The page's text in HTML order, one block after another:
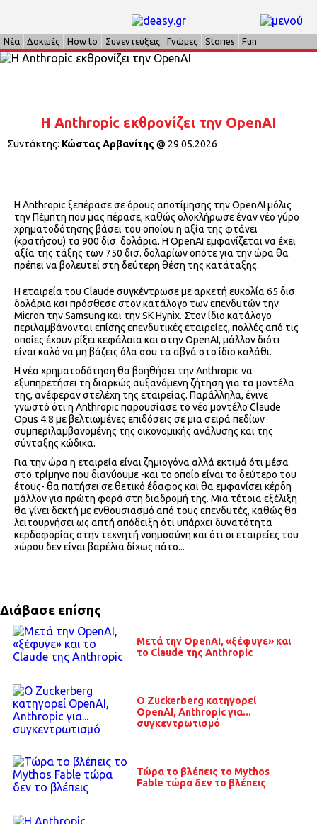
Νέα Δοκιμές How to Συνεντεύξεις Γνώμες Stories Fun
Η Anthropic εκθρονίζει την OpenAI
Συντάκτης: Κώστας Αρβανίτης @ 29.05.2026
Η Anthropic ξεπέρασε σε όρους αποτίμησης την OpenAI μόλις
την Πέμπτη που μας πέρασε, καθώς ολοκλήρωσε έναν νέο γύρο
χρηματοδότησης βάσει του οποίου η αξία της φτάνει
(κρατήσου) τα 900 δισ. δολάρια. Η OpenAI εμφανίζεται να έχει
αξία της τάξης των 750 δισ. δολαρίων οπότε για την ώρα θα
πρέπει να βολευτεί στη δεύτερη θέση της κατάταξης.
Η εταιρεία του Claude συγκέντρωσε με αρκετή ευκολία 65 δισ.
δολάρια και πρόσθεσε στον κατάλογο των επενδυτών την
Micron την Samsung και την SK Hynix. Στον ίδιο κατάλογο
περιλαμβάνονται επίσης επενδυτικές εταιρείες, πολλές από τις
οποίες έχουν ρίξει κεφάλαια και στην OpenAI, μάλλον διότι
είναι καλό να μη βάζεις όλα σου τα αβγά στο ίδιο καλάθι.
Η νέα χρηματοδότηση θα βοηθήσει την Anthropic να
εξυπηρετήσει τη διαρκώς αυξανόμενη ζήτηση για τα μοντέλα
της, ανέφεραν στελέχη της εταιρείας. Παράλληλα, έγινε
γνωστό ότι η Anthropic παρουσίασε το νέο μοντέλο Claude
Opus 4.8 με βελτιωμένες επιδόσεις σε μια σειρά πεδίων
συμπεριλαμβανομένης της οικονομικής ανάλυσης και της
σύνταξης κώδικα.
Για την ώρα η εταιρεία είναι ζημιογόνα αλλά εκτιμά ότι μέσα
στο τρίμηνο που διανύουμε -και το οποίο είναι το δεύτερο του
έτους- θα πατήσει σε θετικό έδαφος και θα εμφανίσει κέρδη
μάλλον για πρώτη φορά στη διαδρομή της. Μια τέτοια εξέλιξη
θα γίνει δεκτή με ενθουσιασμό από τους επενδυτές, καθώς θα
λειτουργήσει ως απτή απόδειξη ότι υπάρχει δυνατότητα
κερδοφορίας στην τεχνητή νοημοσύνη και ότι οι εταιρείες του
χώρου δεν είναι βαρέλια δίχως πάτο...
Διάβασε επίσης
Μετά την OpenAI, «ξέφυγε» και
το Claude της Anthropic
O Zuckerberg κατηγορεί
OpenAI, Anthropic για...
συγκεντρωτισμό
Τώρα το βλέπεις το Mythos
Fable τώρα δεν το βλέπεις